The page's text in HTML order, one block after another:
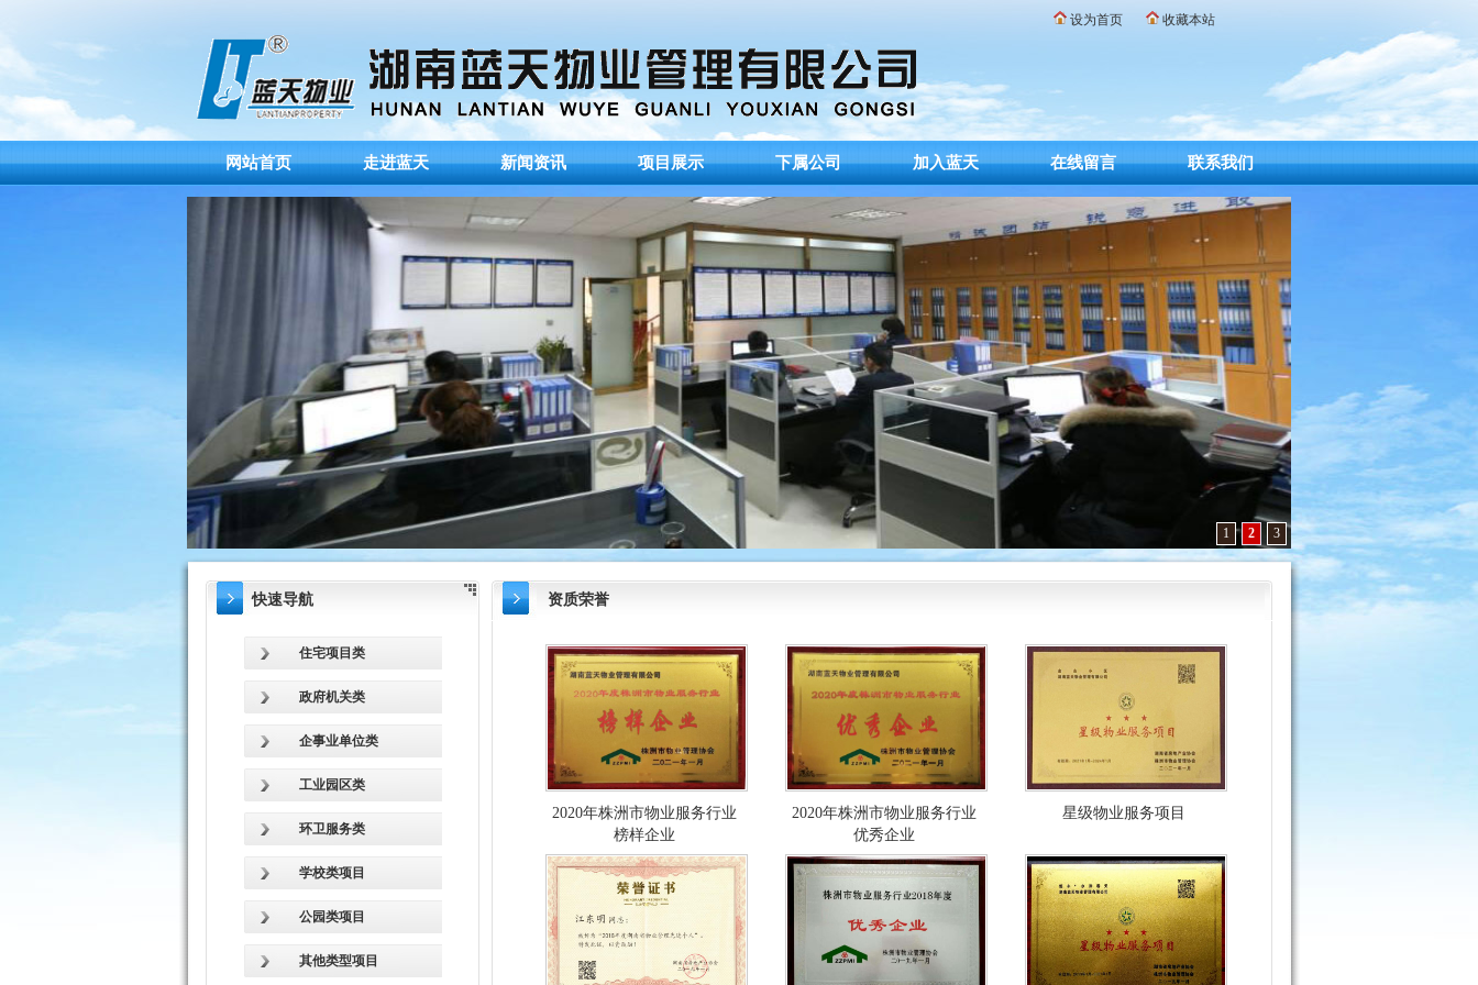
设为首页 收藏本站
网站首页 走进蓝天 新闻资讯 项目展示 下属公司 加入蓝天 在线留言 联系我们
1 2 3
快速导航
住宅项目类
政府机关类
企事业单位类
工业园区类
环卫服务类
学校类项目
公园类项目
其他类型项目
资质荣誉
2020年株洲市物业服务行业
榜样企业
2020年株洲市物业服务行业
优秀企业
星级物业服务项目